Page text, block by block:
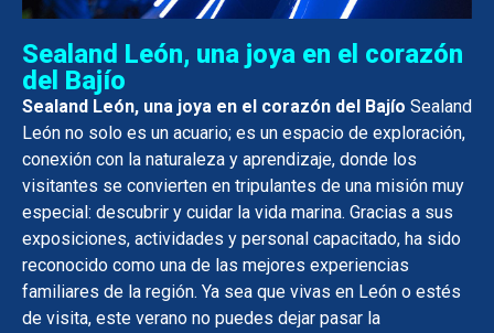
Sealand León, una joya en el corazón
del Bajío
Sealand León, una joya en el corazón del Bajío Sealand
León no solo es un acuario; es un espacio de exploración,
conexión con la naturaleza y aprendizaje, donde los
visitantes se convierten en tripulantes de una misión muy
especial: descubrir y cuidar la vida marina. Gracias a sus
exposiciones, actividades y personal capacitado, ha sido
reconocido como una de las mejores experiencias
familiares de la región. Ya sea que vivas en León o estés
de visita, este verano no puedes dejar pasar la